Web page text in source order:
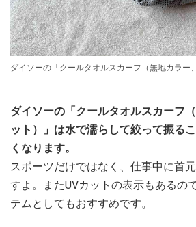
ダイソーの「クールタオルスカーフ（無地カラー
ダイソーの「クールタオルスカーフ
ット）」は水で濡らして絞って振る
くなります。
スポーツだけではなく、仕事中に首
すよ。またUVカットの表示もあるの
テムとしてもおすすめです。